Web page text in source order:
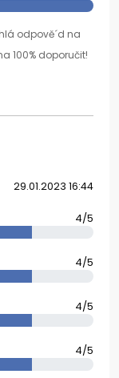
odpově´d na
100% doporučit!
29.01.2023 16:44
4/5
4/5
4/5
4/5